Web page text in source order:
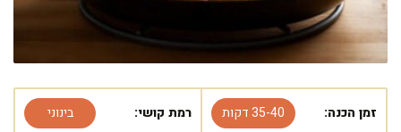
זמן הכנה: 35-40 דקות רמת קושי: בינוני